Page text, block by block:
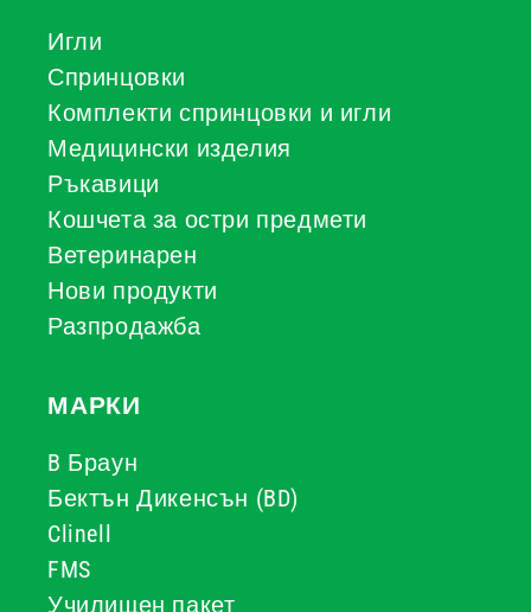
Игли
Спринцовки
Комплекти спринцовки и игли
Медицински изделия
Ръкавици
Кошчета за остри предмети
Ветеринарен
Нови продукти
Разпродажба
МАРКИ
B Браун
Бектън Дикенсън (BD)
Clinell
FMS
Училищен пакет